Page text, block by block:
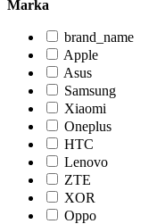
Marka
brand_name
Apple
Asus
Samsung
Xiaomi
Oneplus
HTC
Lenovo
ZTE
XOR
Oppo